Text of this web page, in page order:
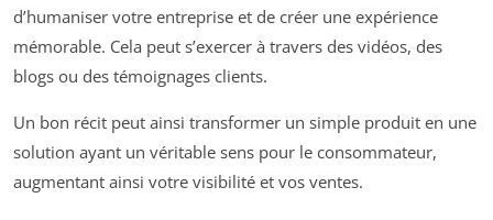
d’humaniser votre entreprise et de créer une expérience
mémorable. Cela peut s’exercer à travers des vidéos, des
blogs ou des témoignages clients.
Un bon récit peut ainsi transformer un simple produit en une
solution ayant un véritable sens pour le consommateur,
augmentant ainsi votre visibilité et vos ventes.